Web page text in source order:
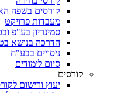
קורסים בשפה
מעבדות פרויקט
סמינריון בע"פ
הדרכה בנושא
ניסויים בבע"ח
סיום לימודים
קורסים
יעוץ ורישום